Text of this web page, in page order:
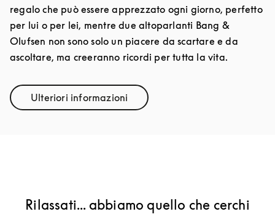
regalo che può essere apprezzato ogni giorno, perfetto
per lui o per lei, mentre due altoparlanti Bang &
Olufsen non sono solo un piacere da scartare e da
ascoltare, ma creeranno ricordi per tutta la vita.
Ulteriori informazioniLink Opens in New Tab
Rilassati... abbiamo quello che cerchi